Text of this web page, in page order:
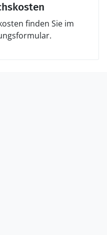
finden Sie im